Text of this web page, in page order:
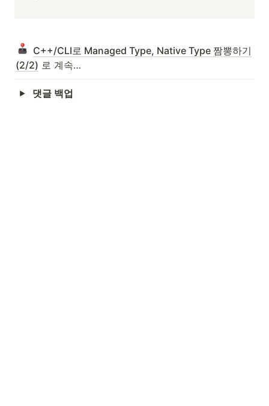
C++/CLI로 Managed Type, Native Type 짬뽕하기
(2/2) 로 계속…
댓글 백업